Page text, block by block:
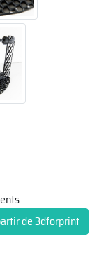
de 3dforprint